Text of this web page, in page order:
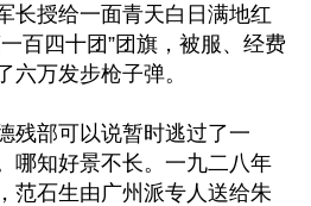
长授给一面青天白日满地红
百四十团”团旗，被服、经费
六万发步枪子弹。
残部可以说暂时逃过了一
哪知好景不长。一九二八年
范石生由广州派专人送给朱